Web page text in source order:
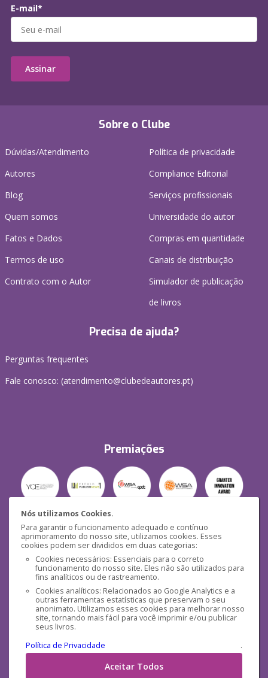
Nós utilizamos Cookies.
Para garantir o funcionamento adequado e contínuo
aprimoramento do nosso site, utilizamos cookies. Esses
cookies podem ser divididos em duas categorias:
Cookies necessários: Essenciais para o correto
funcionamento do nosso site. Eles não são utilizados para
fins analíticos ou de rastreamento.
Cookies analíticos: Relacionados ao Google Analytics e a
outras ferramentas estatísticas que preservam o seu
anonimato. Utilizamos esses cookies para melhorar nosso
site, tornando mais fácil para você imprimir e/ou publicar
seus livros.
Política de Privacidade
.
Aceitar Todos
Sobre o Clube
Dúvidas/Atendimento
Autores
Blog
Quem somos
Fatos e Dados
Termos de uso
Contrato com o Autor
Política de privacidade
Compliance Editorial
Serviços profissionais
Universidade do autor
Compras em quantidade
Canais de distribuição
Simulador de publicação
de livros
Precisa de ajuda?
Perguntas frequentes
Fale conosco: (atendimento@clubedeautores.pt)
Premiações
Segurança
Mídias Sociais
E-mail*
Assinar